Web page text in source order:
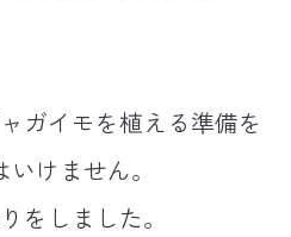
ガイモを植える準備を
けません。
をしました。